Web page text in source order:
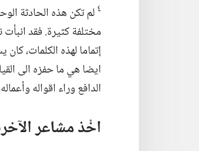
٤ لم تكن هذه الحادثة
مختلفة كثيرة.‏ فقد
إتماما لهذه الكلمات،‏
ايضا هي ما حفزه الى
الدافع وراء اقواله
اخْذ مشاعر